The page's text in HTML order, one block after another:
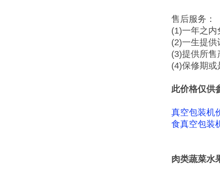
售后服务：
(1)一年之内
(2)一生提供
(3)提供所售
(4)保修期或
此价格仅供
真空包装机
食真空包装
肉类蔬菜水